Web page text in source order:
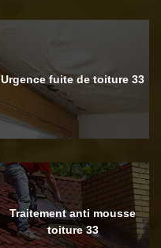
Urgence fuite de toiture 33
Traitement anti mousse
toiture 33